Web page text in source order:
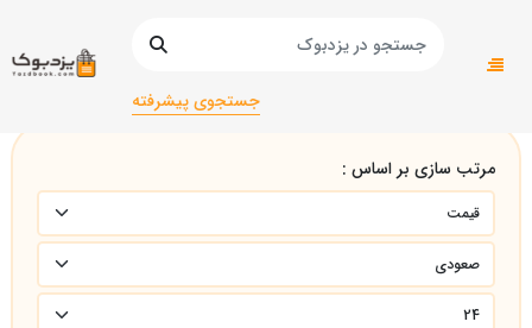
جستجوی پیشرفته
صفحه اصلی
مرتب سازی بر اساس :